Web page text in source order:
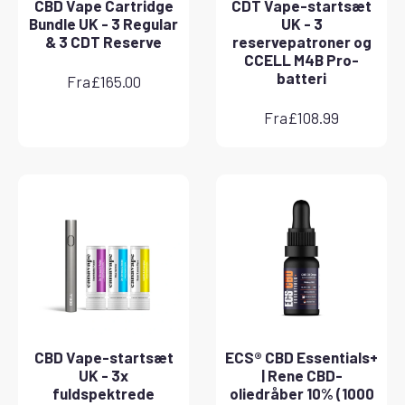
CBD Vape Cartridge
Bundle UK - 3 Regular
& 3 CDT Reserve
Fra£165.00
CDT Vape-startsæt
UK - 3
reservepatroner og
CCELL M4B Pro-
batteri
Fra£108.99
CBD Vape-startsæt
UK - 3x
fuldspektrede
ECS® CBD Essentials+
| Rene CBD-
oliedråber 10% (1000